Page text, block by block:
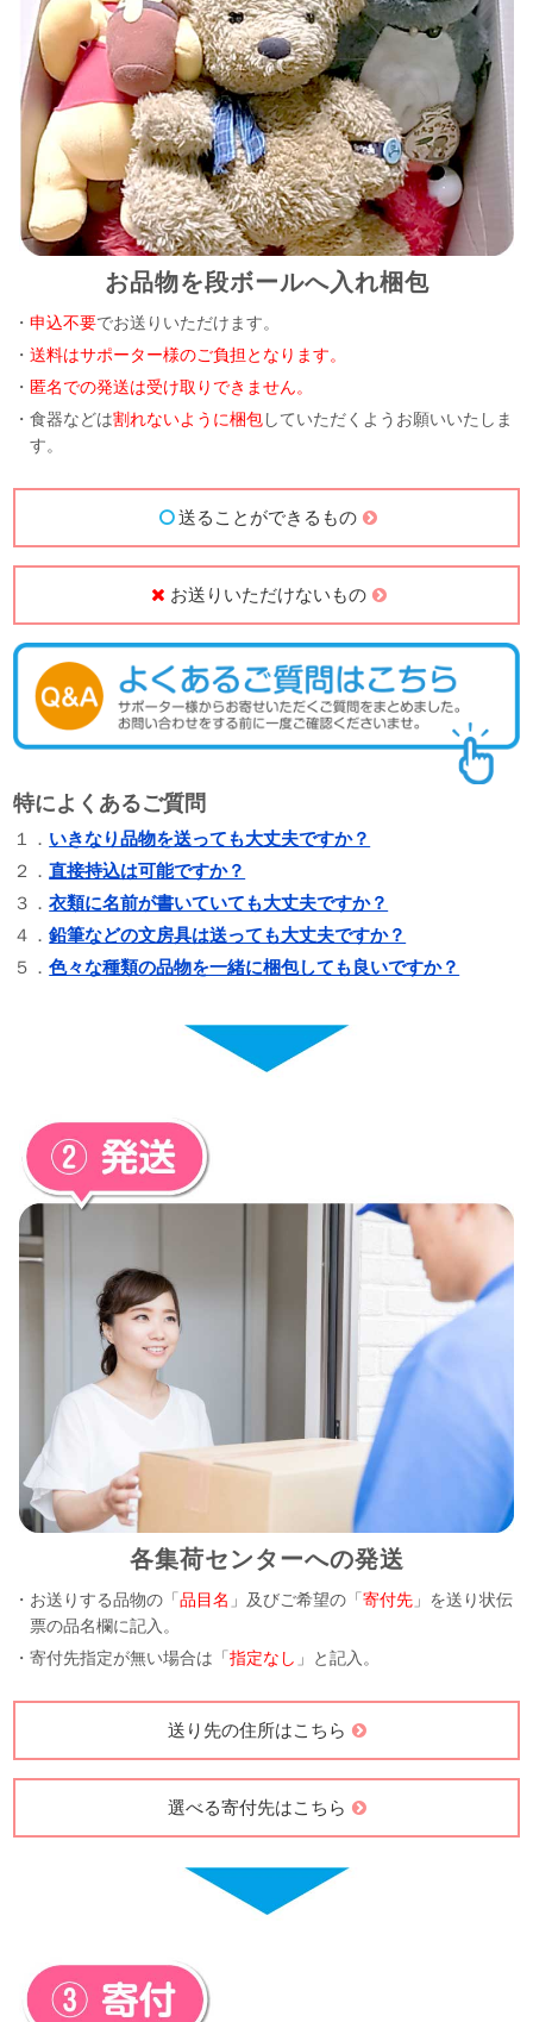
お品物を段ボールへ入れ梱包
・申込不要でお送りいただけます。
・送料はサポーター様のご負担となります。
・ 匿名での発送は受け取りできません。
・食器などは割れないように梱包していただくようお願いいたしま
す。
送ることができるもの
お送りいただけないもの
特によくあるご質問
１． いきなり品物を送っても大丈夫ですか？
２．直接持込は可能ですか？
３．衣類に名前が書いていても大丈夫ですか？
４．鉛筆などの文房具は送っても大丈夫ですか？
５．色々な種類の品物を一緒に梱包しても良いですか？
各集荷センターへの発送
・お送りする品物の「品目名 」及びご希望の「寄付先 」を送り状伝
票の品名欄に記入。
・寄付先指定が無い場合は「指定なし 」と記入。
送り先の住所はこちら
選べる寄付先はこちら